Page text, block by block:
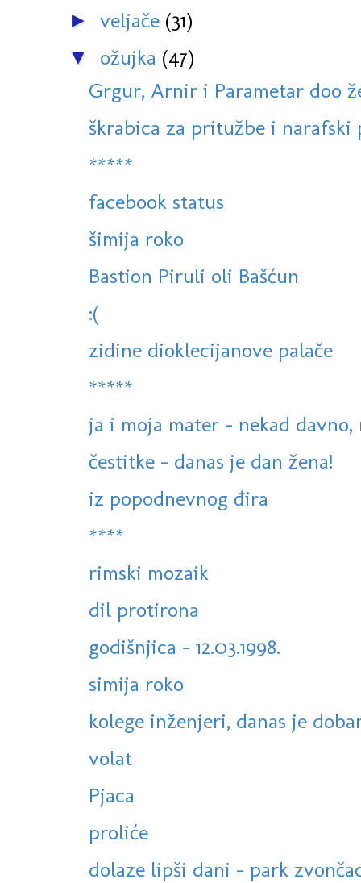
► veljače (31)
▼ ožujka (47)
Grgur, Arnir i Parametar doo
škrabica za pritužbe i narafski
*****
facebook status
šimija roko
Bastion Piruli oli Bašćun
:(
zidine dioklecijanove palače
*****
ja i moja mater - nekad davno,
čestitke - danas je dan žena!
iz popodnevnog đira
****
rimski mozaik
dil protirona
godišnjica - 12.03.1998.
simija roko
kolege inženjeri, danas je
volat
Pjaca
proliće
dolaze lipši dani - park